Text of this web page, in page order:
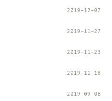
2019-12-07
2019-11-27
2019-11-23
2019-11-18
2019-09-08